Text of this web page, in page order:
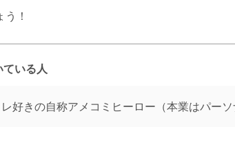
！
いる人
好きの自称アメコミヒーロー（本業はパーソ